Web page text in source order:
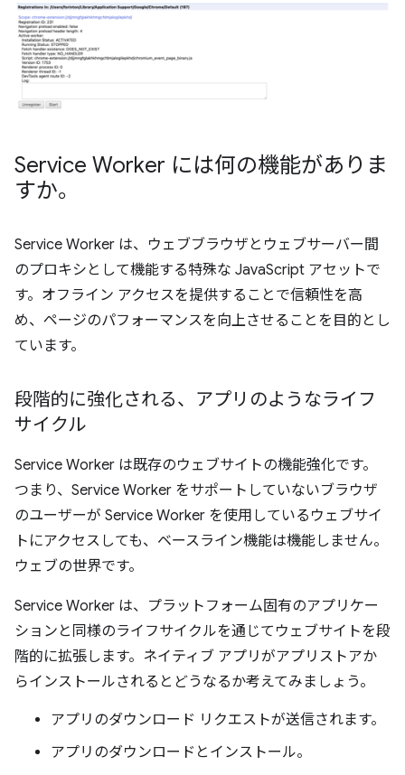
Service Worker には何の機能がありま
すか。
Service Worker は、ウェブブラウザとウェブサーバー間
のプロキシとして機能する特殊な JavaScript アセットで
す。オフライン アクセスを提供することで信頼性を高
め、ページのパフォーマンスを向上させることを目的とし
ています。
段階的に強化される、アプリのようなライフ
サイクル
Service Worker は既存のウェブサイトの機能強化です。
つまり、Service Worker をサポートしていないブラウザ
のユーザーが Service Worker を使用しているウェブサイ
トにアクセスしても、ベースライン機能は機能しません。
ウェブの世界です。
Service Worker は、プラットフォーム固有のアプリケー
ションと同様のライフサイクルを通じてウェブサイトを段
階的に拡張します。ネイティブ アプリがアプリストアか
らインストールされるとどうなるか考えてみましょう。
アプリのダウンロード リクエストが送信されます。
アプリのダウンロードとインストール。